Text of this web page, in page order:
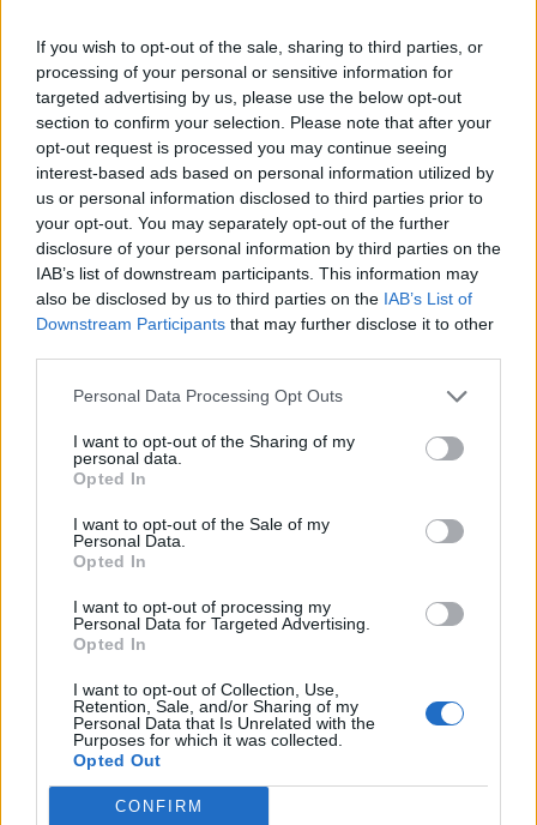
If you wish to opt-out of the sale, sharing to third parties, or
processing of your personal or sensitive information for
targeted advertising by us, please use the below opt-out
section to confirm your selection. Please note that after your
opt-out request is processed you may continue seeing
interest-based ads based on personal information utilized by
us or personal information disclosed to third parties prior to
your opt-out. You may separately opt-out of the further
disclosure of your personal information by third parties on the
IAB’s list of downstream participants. This information may
also be disclosed by us to third parties on the IAB’s List of
Downstream Participants that may further disclose it to other
Personal Data Processing Opt Outs
I want to opt-out of the Sharing of my
personal data.
Opted In
I want to opt-out of the Sale of my
Personal Data.
Opted In
I want to opt-out of processing my
Personal Data for Targeted Advertising.
Opted In
I want to opt-out of Collection, Use,
Retention, Sale, and/or Sharing of my
Personal Data that Is Unrelated with the
Purposes for which it was collected.
Opted Out
CONFIRM